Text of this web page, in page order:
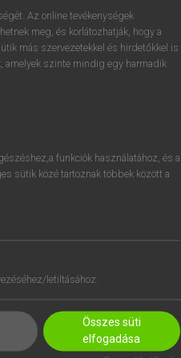
elindításához
ésbelépek.
REGISZTRÁCIÓ
Az online tevékenységek
meg, és korlátozhatják, hogy a
más szervezetekkel és hirdetőkkel is
amelyek szinte mindig egy harmadik
funkciók használatához, és a
sütik közé tartoznak többek között a
letiltásához.
Összes süti
elfogadása